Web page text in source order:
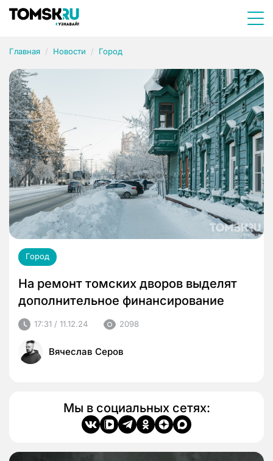
Главная Новости Город
Город
На ремонт томских дворов выделят
дополнительное финансирование
17:31 / 11.12.24 2098
Вячеслав Серов
Мы в социальных сетях: